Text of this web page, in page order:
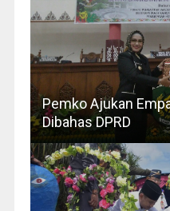
Pemko Ajukan
Dibahas DPRD